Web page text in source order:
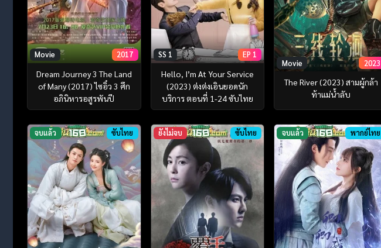
Movie 2017
Dream Journey 3 The Land
of Many (2017) ไซอิ๋ว 3 ศึก
อภินิหารอสูรพันปี
SS 1 EP 1
Hello, I’m At Your Service
(2023) ต่งต่งเอินยอดนัก
บริการ ตอนที่ 1-24 ซับไทย
Movie 2023
The River (2023) สามผู้กล้า
ท้าแม่น้ำลับ
จบแล้ว ซับไทย ยังไม่จบ ซับไทย จบแล้ว พากย์ไทย